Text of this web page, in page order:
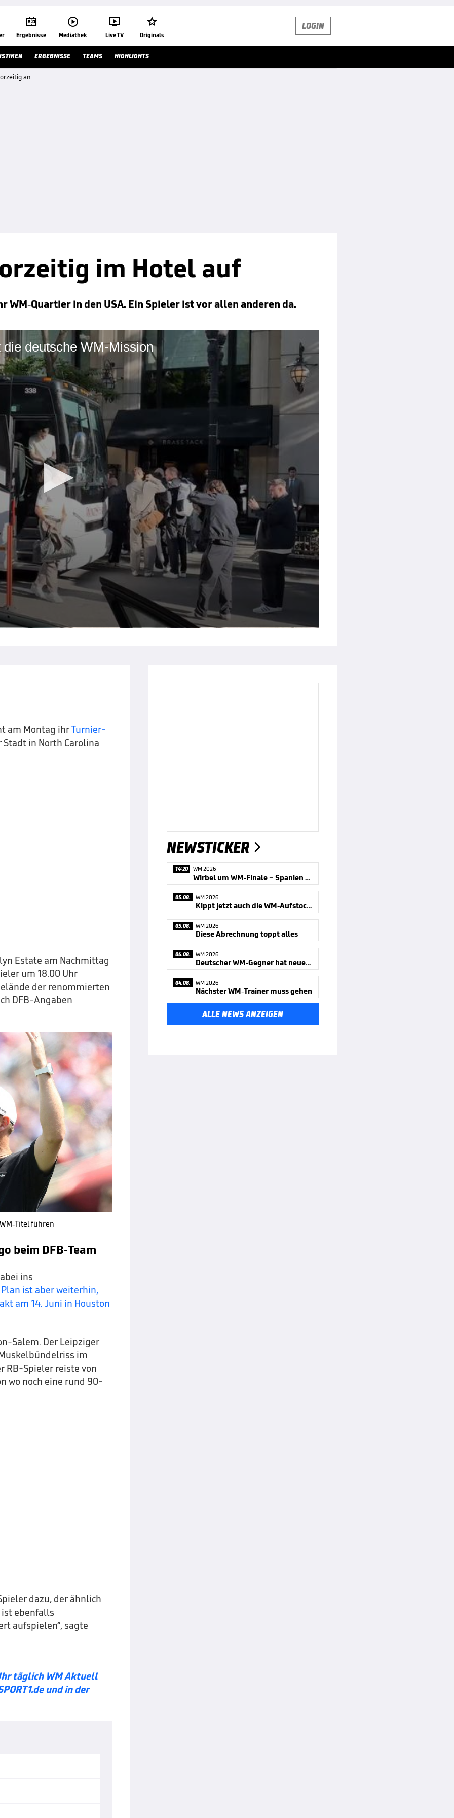

Ergebnisse

Mediathek

Live TV

Originals
LOGIN
ERGEBNISSE TEAMS HIGHLIGHTS
an
im Hotel auf
Quartier in den USA. Ein Spieler ist vor allen anderen da.
deutsche WM-Mission
am Montag ihrTurnier-
in North Carolina
Estate am Nachmittag
um 18.00 Uhr
der renommierten
DFB-Angaben
Titel führen
beim DFB-Team
ins
Plan ist aber weiterhin,
am 14. Juni in Houston
Salem. Der Leipziger
im
RB-Spieler reiste von
wo noch eine rund 90-
dazu, der ähnlich
ist ebenfalls
aufspielen“, sagte
täglich WM Aktuell
und in der
NEWSTICKER 
14:20 WM 2026
Wirbel um WM-Finale – Spanien reagiert
05.08. WM 2026
Kippt jetzt auch die WM-Aufstockung?
05.08. WM 2026
Diese Abrechnung toppt alles
04.08. WM 2026
Deutscher WM-Gegner hat neuen Trainer
04.08. WM 2026
Nächster WM-Trainer muss gehen
ALLE NEWS ANZEIGEN